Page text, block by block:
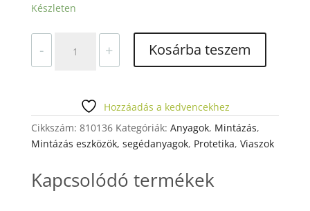
Készleten
-
mennyiség
+ Kosárba teszem
Hozzáadás a kedvencekhez
Cikkszám: 810136 Kategóriák: Anyagok, Mintázás,
Mintázás eszközök, segédanyagok, Protetika, Viaszok
Kapcsolódó termékek